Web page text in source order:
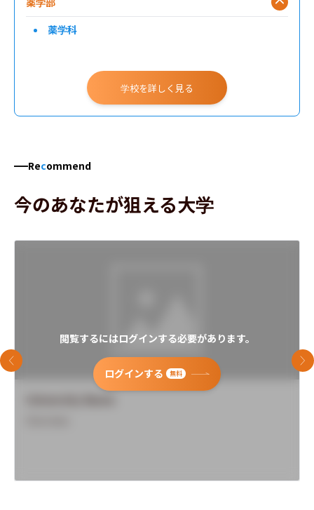
薬学科
学校を詳しく見る
Recommend
今のあなたが狙える大学
閲覧するにはログインする必要があります。
ログインする 無料
前のスライド 次